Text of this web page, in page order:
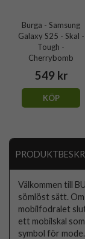
Burga - Samsung
Galaxy S25 - Skal -
Tough -
Cherrybomb
549 kr
KÖP
Välkommen till
sömlöst sätt.
mobilfodralet
ett mobilskal
symbol för